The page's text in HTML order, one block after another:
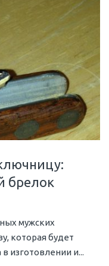
брелок
мужских
которая будет
изготовлении и...